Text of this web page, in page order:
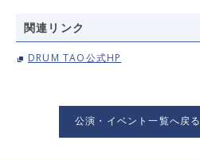
関連リンク
DRUM TAO公式HP
公演・イベント一覧へ戻る